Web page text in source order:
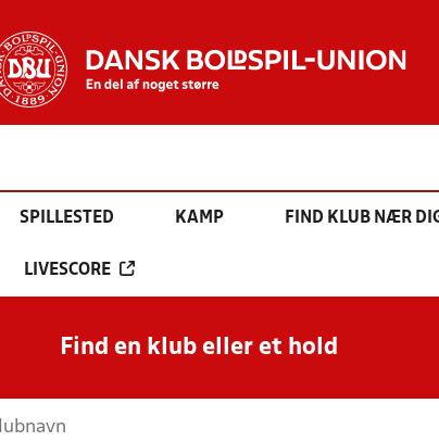
SPILLESTED KAMP FIND KLUB NÆR
LIVESCORE
Find en klub eller et hold